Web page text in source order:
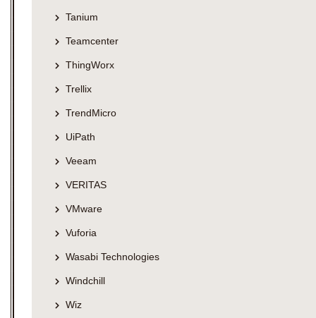
Tanium
Teamcenter
ThingWorx
Trellix
TrendMicro
UiPath
Veeam
VERITAS
VMware
Vuforia
Wasabi Technologies
Windchill
Wiz